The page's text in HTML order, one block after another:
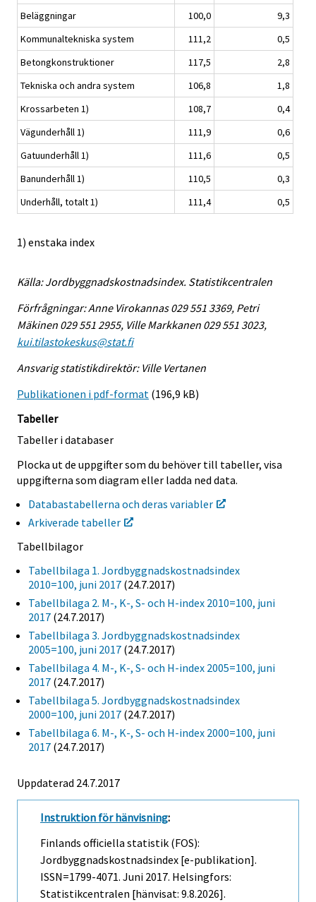
Beläggningar
100,0
9,3
Kommunaltekniska system
111,2
0,5
Betongkonstruktioner
117,5
2,8
Tekniska och andra system
106,8
1,8
Krossarbeten 1)
108,7
0,4
Vägunderhåll 1)
111,9
0,6
Gatuunderhåll 1)
111,6
0,5
Banunderhåll 1)
110,5
0,3
Underhåll, totalt 1)
111,4 0,5
1) enstaka index
Källa: Jordbyggnadskostnadsindex. Statistikcentralen
Förfrågningar: Anne Virokannas 029 551 3369, Petri
Mäkinen 029 551 2955, Ville Markkanen 029 551 3023,
kui.tilastokeskus@stat.fi
Ansvarig statistikdirektör: Ville Vertanen
Publikationen i pdf-format (196,9 kB)
Tabeller
Tabeller i databaser
Plocka ut de uppgifter som du behöver till tabeller, visa
uppgifterna som diagram eller ladda ned data.
Databastabellerna och deras variabler
Arkiverade tabeller
Tabellbilagor
Tabellbilaga 1. Jordbyggnadskostnadsindex
2010=100, juni 2017 (24.7.2017)
Tabellbilaga 2. M-, K-, S- och H-index 2010=100, juni
2017 (24.7.2017)
Tabellbilaga 3. Jordbyggnadskostnadsindex
2005=100, juni 2017 (24.7.2017)
Tabellbilaga 4. M-, K-, S- och H-index 2005=100, juni
2017 (24.7.2017)
Tabellbilaga 5. Jordbyggnadskostnadsindex
2000=100, juni 2017 (24.7.2017)
Tabellbilaga 6. M-, K-, S- och H-index 2000=100, juni
2017 (24.7.2017)
Uppdaterad 24.7.2017
Instruktion för hänvisning:
Finlands officiella statistik (FOS):
Jordbyggnadskostnadsindex [e-publikation].
ISSN=1799-4071. Juni 2017. Helsingfors:
Statistikcentralen [hänvisat: 9.8.2026].